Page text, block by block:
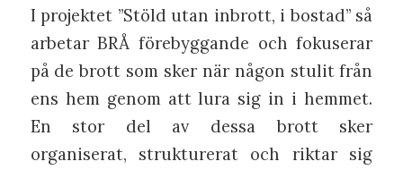
I projektet ”Stöld utan inbrott, i bostad” så
arbetar BRÅ förebyggande och fokuserar
på de brott som sker när någon stulit från
ens hem genom att lura sig in i hemmet.
En stor del av dessa brott sker
organiserat, strukturerat och riktar sig